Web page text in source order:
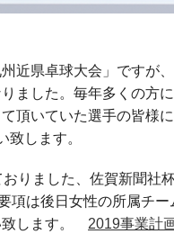
近県卓球大会」ですが
ました。毎年多くの方
頂いていた選手の皆様
します。
りました、佐賀新聞社
項は後日女性の所属チ
致します。 2019事業計